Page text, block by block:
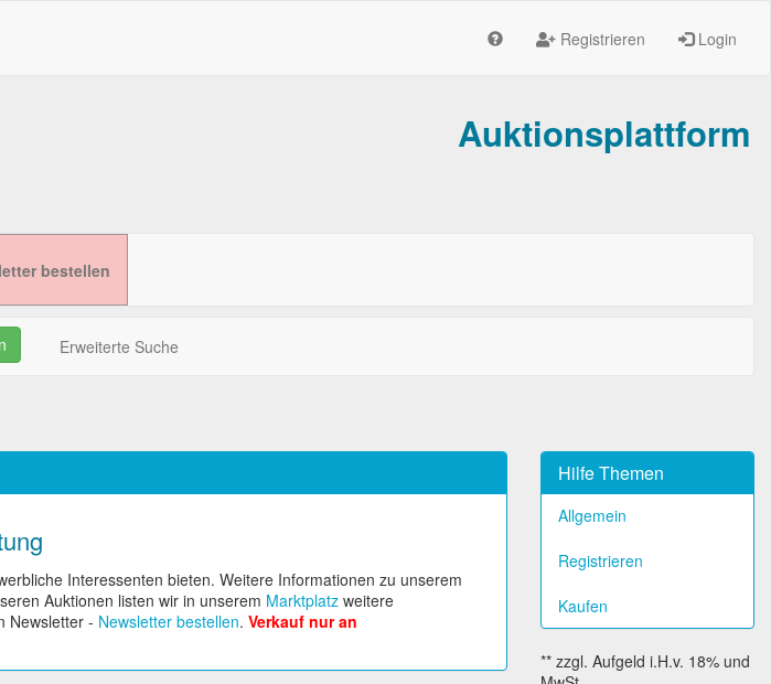
Registrieren Login
Auktionsplattform
bestellen
Erweiterte Suche
Interessenten bieten. Weitere Informationen zu unserem
Auktionen listen wir in unserem Marktplatz weitere
Newsletter - Newsletter bestellen. Verkauf nur an
Hilfe Themen
Allgemein
Registrieren
Kaufen